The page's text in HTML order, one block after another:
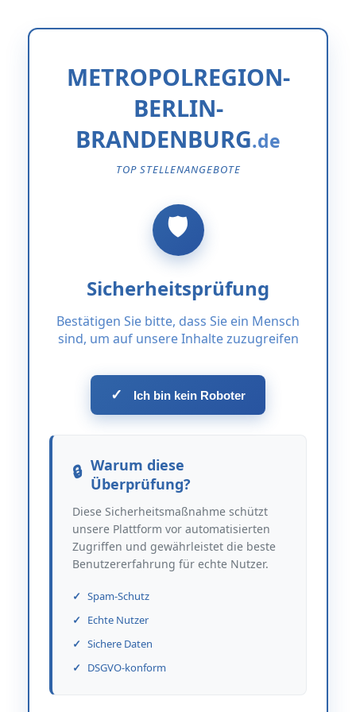
METROPOLREGION-
BERLIN-
BRANDENBURG
TOP STELLENANGEBOTE
Sicherheitsprüfung
Bestätigen Sie bitte, dass Sie ein Mensch
sind, um auf unsere Inhalte zuzugreifen
✓ Ich bin kein Roboter
Warum diese
Überprüfung?
Diese Sicherheitsmaßnahme schützt
unsere Plattform vor automatisierten
Zugriffen und gewährleistet die beste
Benutzererfahrung für echte Nutzer.
Spam-Schutz
Echte Nutzer
Sichere Daten
DSGVO-konform